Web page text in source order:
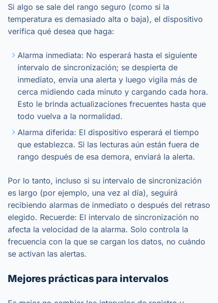
Si algo se sale del rango seguro (como si la
temperatura es demasiado alta o baja), el dispositivo
verifica qué desea que haga:
Alarma inmediata: No esperará hasta el siguiente
intervalo de sincronización; se despierta de
inmediato, envía una alerta y luego vigila más de
cerca midiendo cada minuto y cargando cada hora.
Esto le brinda actualizaciones frecuentes hasta que
todo vuelva a la normalidad.
Alarma diferida: El dispositivo esperará el tiempo
que establezca. Si las lecturas aún están fuera de
rango después de esa demora, enviará la alerta.
Por lo tanto, incluso si su intervalo de sincronización
es largo (por ejemplo, una vez al día), seguirá
recibiendo alarmas de inmediato o después del retraso
elegido. Recuerde: El intervalo de sincronización no
afecta la velocidad de la alarma. Solo controla la
frecuencia con la que se cargan los datos, no cuándo
se activan las alertas.
Mejores prácticas para intervalos